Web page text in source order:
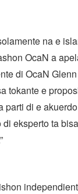
na e
OcaN a
di OcaN
tokante e
parti di e
eksperto ta